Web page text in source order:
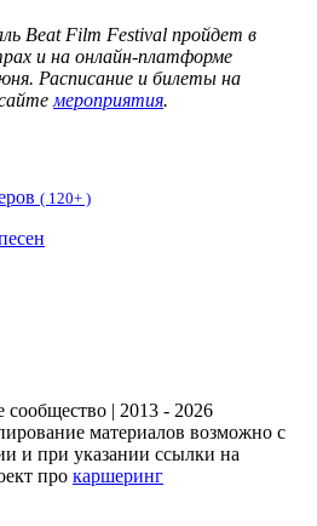
Beat Film Festival пройдет в
и на онлайн-платформе
Расписание и билеты на
мероприятия.
( 120+ )
сообщество | 2013 - 2026
материалов возможно с
и при указании ссылки на
про каршеринг